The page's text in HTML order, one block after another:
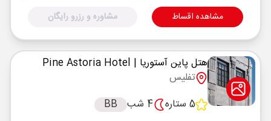
مشاهده اقساط مشاوره و رزرو رایگان
هتل پاین آستوریا | Pine Astoria Hotel
تفلیس
5 ستاره
4 شب
BB